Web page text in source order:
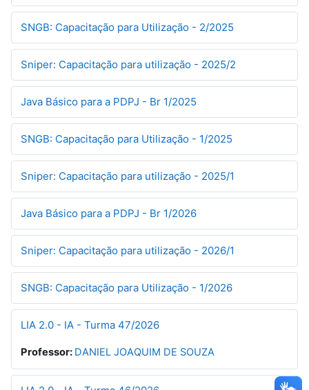
SNGB: Capacitação para Utilização - 2/2025
Sniper: Capacitação para utilização - 2025/2
Java Básico para a PDPJ - Br 1/2025
SNGB: Capacitação para Utilização - 1/2025
Sniper: Capacitação para utilização - 2025/1
Java Básico para a PDPJ - Br 1/2026
Sniper: Capacitação para utilização - 2026/1
SNGB: Capacitação para Utilização - 1/2026
LIA 2.0 - IA - Turma 47/2026
Professor: DANIEL JOAQUIM DE SOUZA